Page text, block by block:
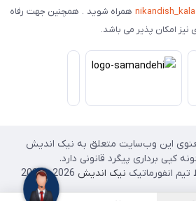
همراه شوید . همچنین جهت رفاه
امکان پذیر می باشد.
این وب‌سایت متعلق به نیک اندیش
کپی برداری پیگرد قانونی دارد.
انفورماتیک نیک اندیش 2026 - 2025